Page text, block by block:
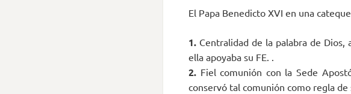
El Papa Benedicto XVI en una
1. Centralidad de la palabra de Dios,
ella apoyaba su FE. .
2. Fiel comunión con la Sede
conservó tal comunión como regla